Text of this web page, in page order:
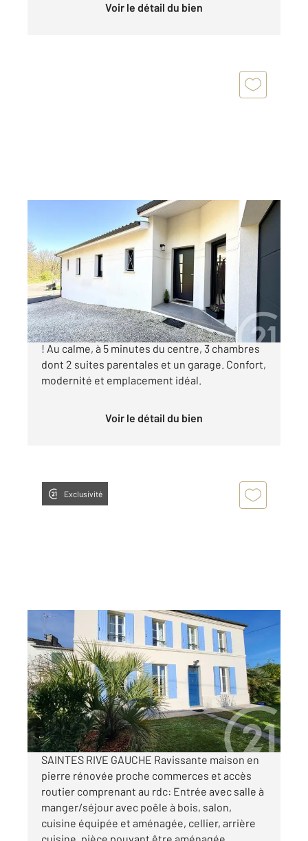
Voir le détail du bien
, 4 pièces
Ref : 5716
Maison à vendre
379 700 €
Maison neuve à Saintes - Coup de cœur assuré
! Au calme, à 5 minutes du centre, 3 chambres
dont 2 suites parentales et un garage. Confort,
modernité et emplacement idéal.
Voir le détail du bien
Exclusivité
SAINTES 17
152 m
, 5 pièces
Ref : 5711
Maison à vendre
349 500 €
Visiter le site dédié
SAINTES RIVE GAUCHE Ravissante maison en
pierre rénovée proche commerces et accès
routier comprenant au rdc: Entrée avec salle à
manger/séjour avec poêle à bois, salon,
cuisine équipée et aménagée, cellier, arrière
cuisine, pièce pouvant être aménagée